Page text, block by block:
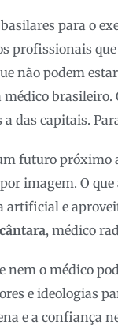
para o
profissionais
não podem
das capitais.
futuro próximo
imagem. O
e
, médico
nem o médico
e ideologias
e a confiança